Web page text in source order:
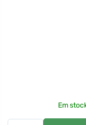
Em